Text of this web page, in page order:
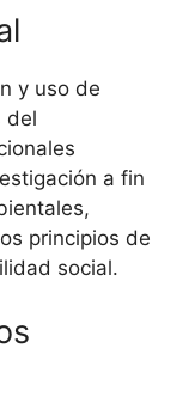
y uso de
del
a fin
principios de
social.